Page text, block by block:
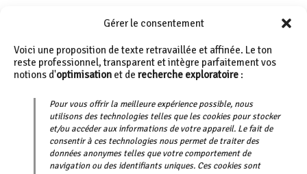
Gérer le consentement
Voici une proposition de texte retravaillée et affinée. Le ton
reste professionnel, transparent et intègre parfaitement vos
notions d'optimisation et de recherche exploratoire :
Pour vous offrir la meilleure expérience possible, nous
utilisons des technologies telles que les cookies pour stocker
et/ou accéder aux informations de votre appareil. Le fait de
consentir à ces technologies nous permet de traiter des
données anonymes telles que votre comportement de
navigation ou des identifiants uniques. Ces cookies sont
Première Communion→
Journal du doyenné